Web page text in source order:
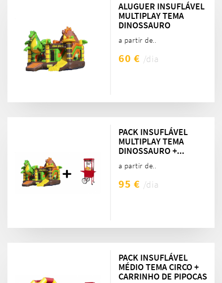
ALUGUER INSUFLÁVEL
MULTIPLAY TEMA
DINOSSAURO
a partir de..
60 € /dia
PACK INSUFLÁVEL
MULTIPLAY TEMA
DINOSSAURO +...
a partir de..
95 € /dia
PACK INSUFLÁVEL
MÉDIO TEMA CIRCO +
CARRINHO DE PIPOCAS